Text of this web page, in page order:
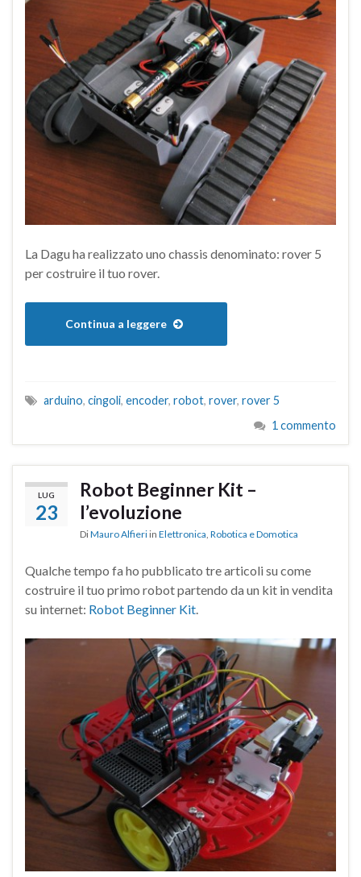
La Dagu ha realizzato uno chassis denominato: rover 5
per costruire il tuo rover.
Continua a leggere
arduino, cingoli, encoder, robot, rover, rover 5
1 commento
LUG
23
Robot Beginner Kit –
l’evoluzione
DiMauro Alfieri in Elettronica Robotica e Domotica
Qualche tempo fa ho pubblicato tre articoli su come
costruire il tuo primo robot partendo da un kit in vendita
su internet: Robot Beginner Kit